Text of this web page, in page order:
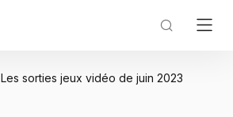
Les sorties jeux vidéo de juin 2023